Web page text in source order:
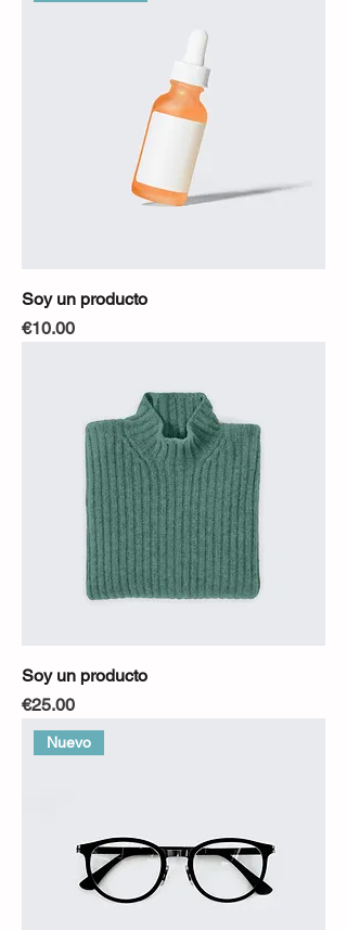
Soy un producto
Precio
€10.00
Soy un producto
Precio
€25.00
Nuevo